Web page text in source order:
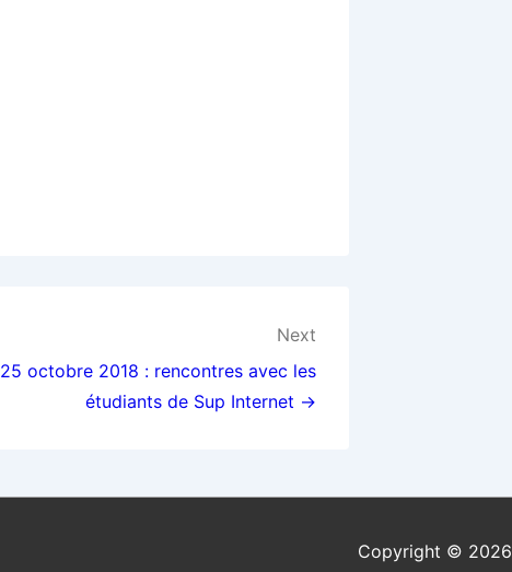
Next
25 octobre 2018 : rencontres avec les
étudiants de Sup Internet →
Copyright © 2026